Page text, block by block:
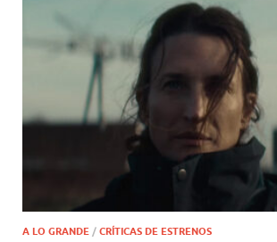
A LO GRANDE / CRÍTICAS DE ESTRENOS